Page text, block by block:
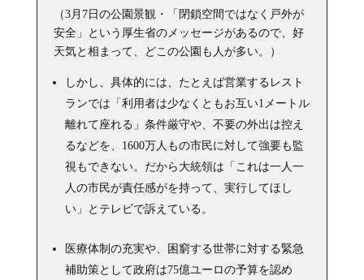
（3月7日の公園景観・「閉鎖空間ではなく戸外が
安全」という厚生省のメッセージがあるので、好
天気と相まって、どこの公園も人が多い。）
しかし、具体的には、たとえば営業するレスト
ランでは「利用者は少なくともお互い1メートル
離れて座れる」条件厳守や、不要の外出は控え
るなどを、1600万人もの市民に対して強要も監
視もできない。だから大統領は「これは一人一
人の市民が責任感がを持って、実行してほし
い」とテレビで訴えている。
医療体制の充実や、困窮する世帯に対する緊急
補助策として政府は75億ユーロの予算を認め